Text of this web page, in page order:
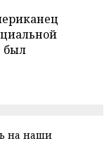
был
на наши